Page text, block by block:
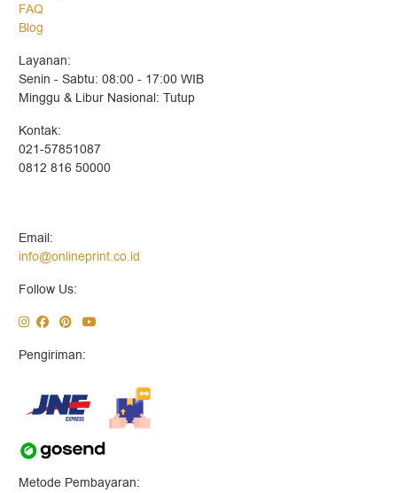
FAQ
Blog
Layanan:
Senin - Sabtu: 08:00 - 17:00 WIB
Minggu & Libur Nasional: Tutup
Kontak:
021-57851087
0812 816 50000
Email:
info@onlineprint.co.id
Follow Us:
Pengiriman:
Metode Pembayaran: